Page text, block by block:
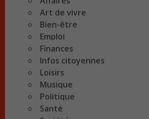
Art de vivre
Bien-être
Emploi
Finances
Infos citoyennes
Loisirs
Musique
Politique
Santé